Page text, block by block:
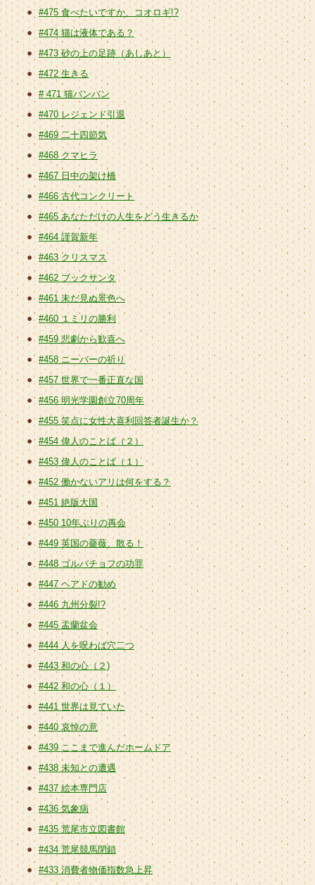
#475 食べたいですか、コオロギ!?
#474 猫は液体である？
#473 砂の上の足跡（あしあと）
#472 生きる
# 471 猫バンバン
#470 レジェンド引退
#469 二十四節気
#468 クマヒラ
#467 日中の架け橋
#466 古代コンクリート
#465 あなただけの人生をどう生きるか
#464 謹賀新年
#463 クリスマス
#462 ブックサンタ
#461 未だ見ぬ景色へ
#460 １ミリの勝利
#459 悲劇から歓喜へ
#458 ニーバーの祈り
#457 世界で一番正直な国
#456 明光学園創立70周年
#455 笑点に女性大喜利回答者誕生か？
#454 偉人のことば（２）
#453 偉人のことば（１）
#452 働かないアリは何をする？
#451 絶版大国
#450 10年ぶりの再会
#449 英国の薔薇、散る！
#448 ゴルバチョフの功罪
#447 ヘアドの勧め
#446 九州分裂!?
#445 盂蘭盆会
#444 人を呪わば穴二つ
#443 和の心（２)
#442 和の心（１）
#441 世界は見ていた
#440 哀悼の意
#439 ここまで進んだホームドア
#438 未知との遭遇
#437 絵本専門店
#436 気象病
#435 荒尾市立図書館
#434 荒尾競馬閉鎖
#433 消費者物価指数急上昇